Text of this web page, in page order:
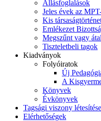
Állásfoglalások
Jeles évek az
Kis
Emlékezet
Megszűnt vagy
Tiszteletbeli tagok
Kiadványok
Folyóiratok
Új
A
Könyvek
Évkönyvek
Tagsági viszony létesítése
Elérhetőségek